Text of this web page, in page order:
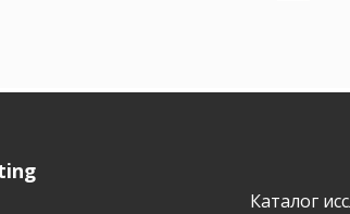
Каталог